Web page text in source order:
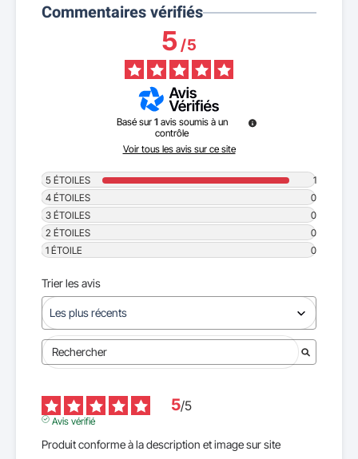
Commentaires vérifiés
5/5
Basé sur 1 avis soumis à un
contrôle
Voir tous les avis sur ce site
5 ÉTOILES
1
4 ÉTOILES
0
3 ÉTOILES
0
2 ÉTOILES
0
1 ÉTOILE 0
Trier les avis
5/5
Avis vérifié
Produit conforme à la description et image sur site